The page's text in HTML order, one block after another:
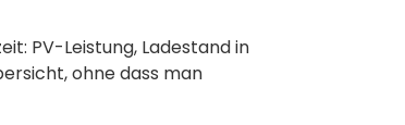
PV-Leistung, Ladestand in
ohne dass man